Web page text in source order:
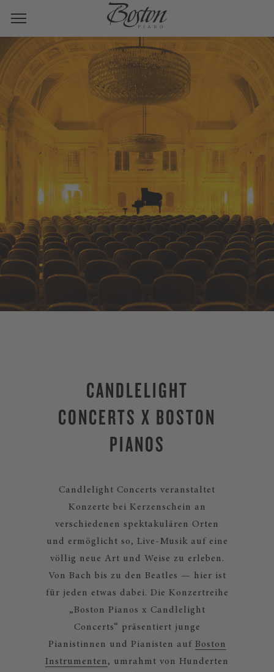
CANDLELIGHT
CONCERTS X BOSTON
PIANOS
Candlelight Concerts veranstaltet
Konzerte bei Kerzenschein an
verschiedenen spektakulären Orten
und ermöglicht so, Live-Musik auf eine
völlig neue Art und Weise zu erleben.
Von Bach bis zu den Beatles — hier ist
für jeden etwas dabei. Die Konzertreihe
„Boston Pianos x Candlelight
Concerts“ präsentiert junge
Pianistinnen und Pianisten auf Boston
Instrumenten, umrahmt von Hunderten